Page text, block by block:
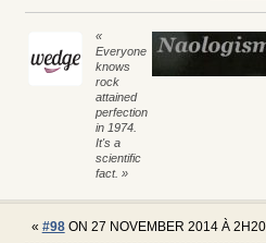
«
Everyone
knows
rock
attained
perfection
in 1974.
It's a
scientific
fact. »
« #98ON 27 NOVEMBER 2014 À